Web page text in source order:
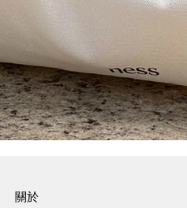
關於​